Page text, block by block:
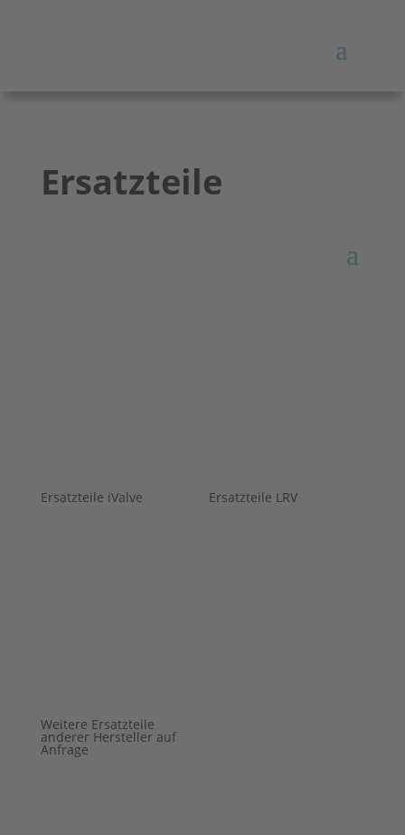
Ersatzteile
Ersatzteile iValve Ersatzteile LRV
Weitere Ersatzteile
anderer Hersteller auf
Anfrage